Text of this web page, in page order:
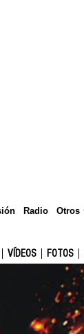
Radio Otros
VÍDEOS FOTOS